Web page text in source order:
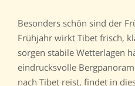
Besonders schön sind der
Frühjahr wirkt Tibet frisch,
sorgen stabile Wetterlagen
eindrucksvolle
nach Tibet reist, findet in